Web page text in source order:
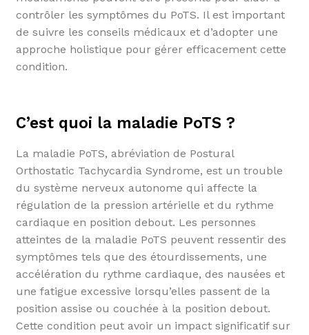
contrôler les symptômes du PoTS. Il est important
de suivre les conseils médicaux et d’adopter une
approche holistique pour gérer efficacement cette
condition.
C’est quoi la maladie PoTS ?
La maladie PoTS, abréviation de Postural
Orthostatic Tachycardia Syndrome, est un trouble
du système nerveux autonome qui affecte la
régulation de la pression artérielle et du rythme
cardiaque en position debout. Les personnes
atteintes de la maladie PoTS peuvent ressentir des
symptômes tels que des étourdissements, une
accélération du rythme cardiaque, des nausées et
une fatigue excessive lorsqu’elles passent de la
position assise ou couchée à la position debout.
Cette condition peut avoir un impact significatif sur